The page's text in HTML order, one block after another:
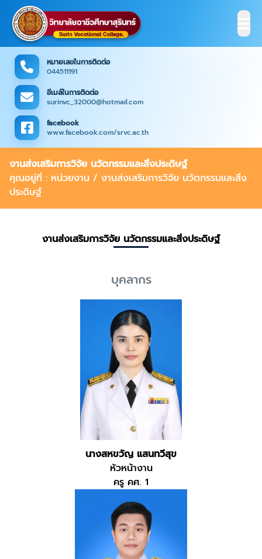
หมายเลขในการติดต่อ
044511191
อีเมล์ในการติดต่อ
surinvc_32000@hotmail.com
facebook
www.facebook.com/srvc.ac.th
งานส่งเสริมการวิจัย นวัตกรรมและสิ่งประดิษฐ์
คุณอยู่ที่ : หน่วยงาน / งานส่งเสริมการวิจัย นวัตกรรมและสิ่ง
ประดิษฐ์
งานส่งเสริมการวิจัย นวัตกรรมและสิ่งประดิษฐ์
บุคลากร
นางสหขวัญ แสนทวีสุข
หัวหน้างาน
ครู คศ. 1